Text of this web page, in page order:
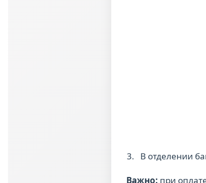
В отделении
Важно: при